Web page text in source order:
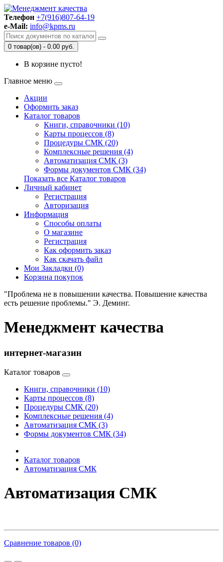
Телефон +7(916)807-64-19
e-Mail: info@kpms.ru
0 товар(ов) - 0.00 руб.
В корзине пусто!
Главное меню
Акции
Оформить заказ
Каталог товаров
Книги, справочники (10)
Карты процессов (8)
Процедуры СМК (20)
Комплексные решения (4)
Автоматизация СМК (3)
Формы документов СМК (34)
Показать все Каталог товаров
Личный кабинет
Регистрация
Авторизация
Информация
Способы оплаты
О магазине
Регистрация
Как оформить заказ
Как скачать файл
Мои Закладки (0)
Корзина покупок
"Проблема не в повышении качества. Повышение качества
есть решение проблемы." Э. Деминг.
Менеджмент качества
интернет-магазин
Каталог товаров
Книги, справочники (10)
Карты процессов (8)
Процедуры СМК (20)
Комплексные решения (4)
Автоматизация СМК (3)
Формы документов СМК (34)
Каталог товаров
Автоматизация СМК
Автоматизация СМК
Сравнение товаров (0)